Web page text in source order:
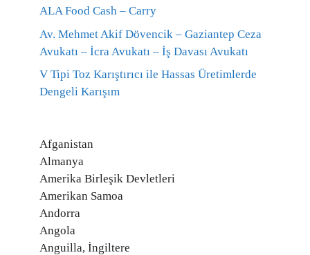
ALA Food Cash – Carry
Av. Mehmet Akif Dövencik – Gaziantep Ceza
Avukatı – İcra Avukatı – İş Davası Avukatı
V Tipi Toz Karıştırıcı ile Hassas Üretimlerde
Dengeli Karışım
Afganistan
Almanya
Amerika Birleşik Devletleri
Amerikan Samoa
Andorra
Angola
Anguilla, İngiltere